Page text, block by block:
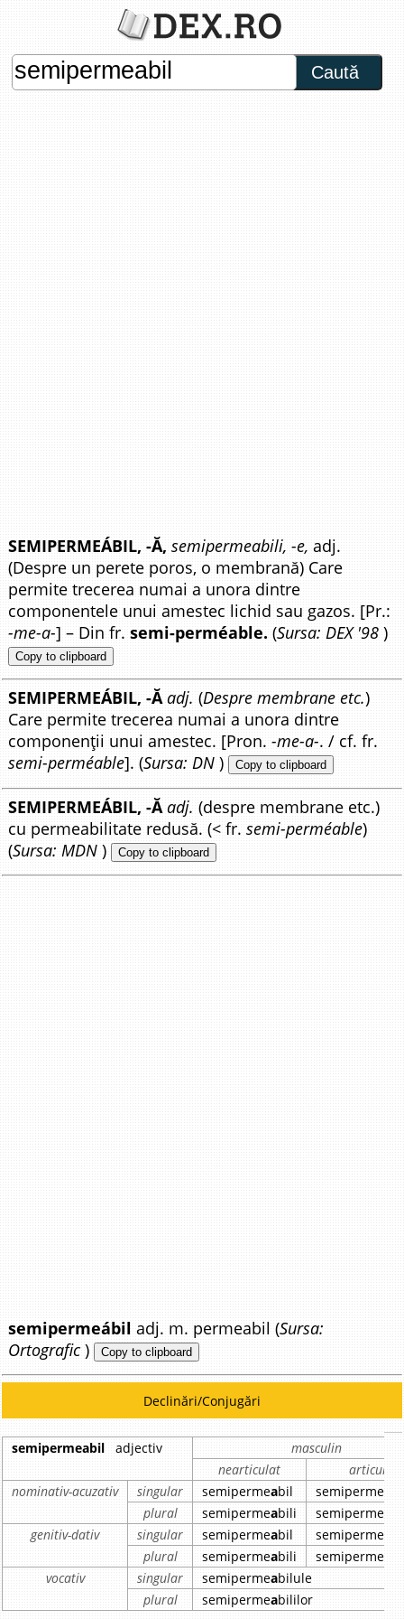
Caută
SEMIPERMEÁBIL, -Ă, semipermeabili, -e, adj.
(Despre un perete poros, o membrană) Care
permite trecerea numai a unora dintre
componentele unui amestec lichid sau gazos. [Pr.:
-me-a-] – Din fr.semi-perméable. (Sursa: DEX '98 )
Copy to clipboard
SEMIPERMEÁBIL, -Ă adj. (Despre membrane etc.)
Care permite trecerea numai a unora dintre
componenții unui amestec. [Pron.-me-a-. / cf. fr.
semi-perméable]. (Sursa: DN ) Copy to clipboard
SEMIPERMEÁBIL, -Ă adj. (despre membrane etc.)
cu permeabilitate redusă. (< fr.semi-perméable)
(Sursa: MDN ) Copy to clipboard
semipermeábiladj. m. permeabil (Sursa:
Ortografic ) Copy to clipboard
Declinări/Conjugări
semipermeabil adjectiv
masculin
nearticulat
articulat
nominativ-acuzativ
singular semipermeabil semiperme
plural
semipermeabili semiperme
genitiv-dativ
singular semipermeabil semiperme
plural
semipermeabili semiperme
vocativ
singular semipermeabilule
plural
semipermeabililor